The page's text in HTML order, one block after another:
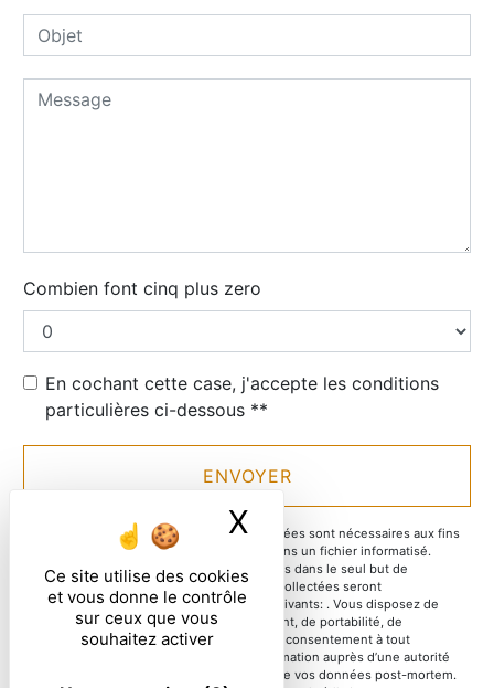
Ce site utilise des cookies
et vous donne le contrôle
sur ceux que vous
souhaitez activer
X Masquer le
Combien font cinq plus zero
En cochant cette case, j'accepte les conditions
particulières ci-dessous **
ENVOYER
** Les données personnelles communiquées sont nécessaires aux fins
de vous contacter et sont enregistrées dans un fichier informatisé.
Elles sont destinées à et ses sous-traitants dans le seul but de
répondre à votre message. Les données collectées seront
communiquées aux seuls destinataires suivants: . Vous disposez de
droits d’accès, de rectification, d’effacement, de portabilité, de
limitation, d’opposition, de retrait de votre consentement à tout
moment et du droit d’introduire une réclamation auprès d’une autorité
de contrôle, ainsi que d’organiser le sort de vos données post-mortem.